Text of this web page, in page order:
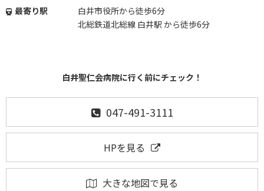
最寄り駅
白井市役所から徒歩6分
北総鉄道北総線 白井駅 から徒歩6分
白井聖仁会病院に行く前にチェック！
047-491-3111
HPを見る
大きな地図で見る